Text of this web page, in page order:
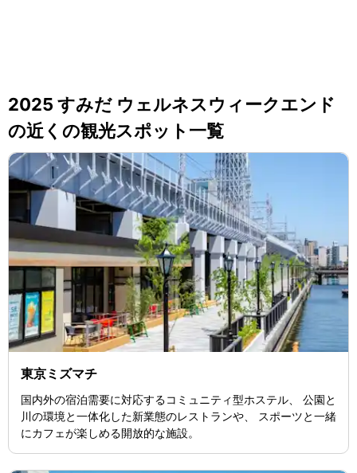
2025 すみだ ウェルネスウィークエンド
の近くの観光スポット一覧
東京ミズマチ
国内外の宿泊需要に対応するコミュニティ型ホステル、 公園と
川の環境と一体化した新業態のレストランや、 スポーツと一緒
にカフェが楽しめる開放的な施設。